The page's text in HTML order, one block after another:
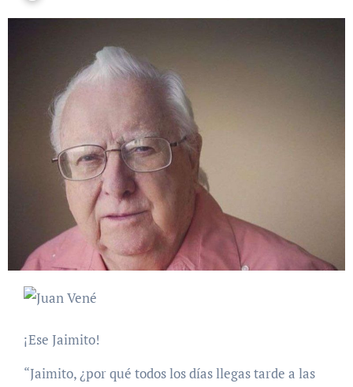
¡Ese Jaimito!
“Jaimito, ¿por qué todos los días llegas tarde a las